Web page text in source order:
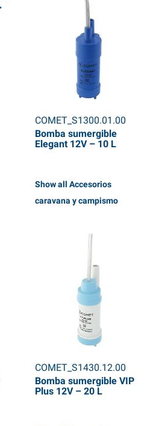
COMET_S1300.01.00
Bomba sumergible
Elegant 12V – 10 L
Show all Accesorios
caravana y campismo
COMET_S1430.12.00
Bomba sumergible VIP
Plus 12V – 20 L